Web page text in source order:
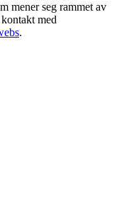
mener seg rammet av
med
.